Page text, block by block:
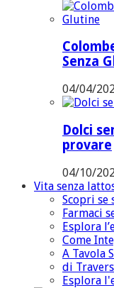
Senza
04/04/
Dolci
provare
04/10/
Vita senza
Scopri se
Farmaci
Esplora
Come
A Tavola
di
Esplora